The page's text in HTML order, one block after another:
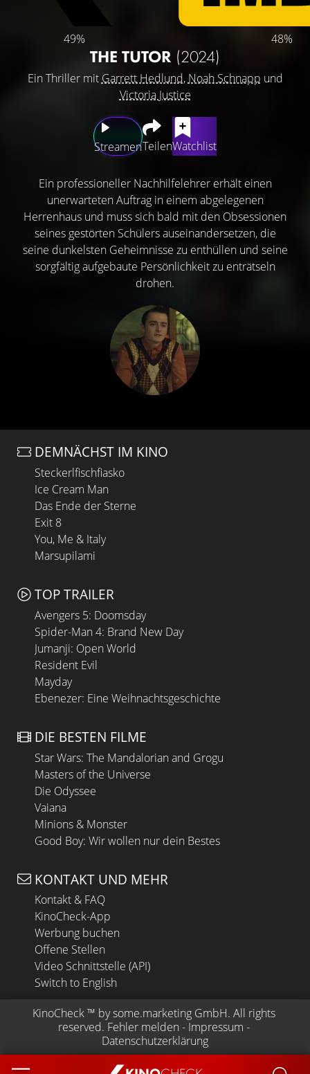
49% 48%
THE TUTOR (2024)
Ein Thriller mit Garrett Hedlund, Noah Schnapp und
Victoria Justice
StreamenTeilenWatchlist
Ein professioneller Nachhilfelehrer erhält einen
unerwarteten Auftrag in einem abgelegenen
Herrenhaus und muss sich bald mit den Obsessionen
seines gestörten Schülers auseinandersetzen, die
seine dunkelsten Geheimnisse zu enthüllen und seine
sorgfältig aufgebaute Persönlichkeit zu enträtseln
drohen.
DEMNÄCHST IM KINO
Steckerlfischfiasko
Ice Cream Man
Das Ende der Sterne
Exit 8
You, Me & Italy
Marsupilami
TOP TRAILER
Avengers 5: Doomsday
Spider-Man 4: Brand New Day
Jumanji: Open World
Resident Evil
Mayday
Ebenezer: Eine Weihnachtsgeschichte
DIE BESTEN FILME
Star Wars: The Mandalorian and Grogu
Masters of the Universe
Die Odyssee
Vaiana
Minions & Monster
Good Boy: Wir wollen nur dein Bestes
KONTAKT UND MEHR
Kontakt & FAQ
KinoCheck-App
Werbung buchen
Offene Stellen
Video Schnittstelle (API)
Switch to English
KinoCheck ™ by some.marketing GmbH. All rights
reserved. Fehler melden - Impressum -
Datenschutzerklärung